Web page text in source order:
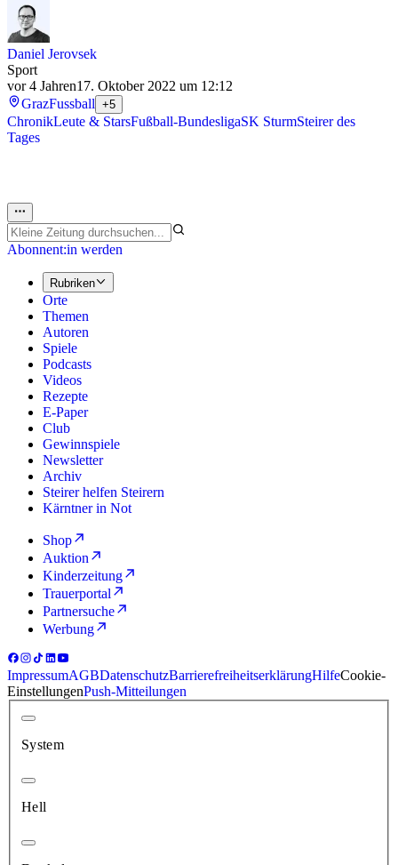
Daniel Jerovsek
Sport
vor 4 Jahren17. Oktober 2022 um 12:12
GrazFussball +5
ChronikLeute & StarsFußball-BundesligaSK SturmSteirer des
Tages
Abonnent:in werden
Rubriken
Orte
Themen
Autoren
Spiele
Podcasts
Videos
Rezepte
E-Paper
Club
Gewinnspiele
Newsletter
Archiv
Steirer helfen Steirern
Kärntner in Not
Shop
Auktion
Kinderzeitung
Trauerportal
Partnersuche
Werbung
ImpressumAGBDatenschutzBarrierefreiheitserklärungHilfeCookie-
EinstellungenPush-Mitteilungen
System
Hell